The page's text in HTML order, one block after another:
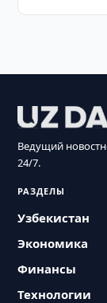
Ведущий
24/7.
РАЗДЕЛЫ
Узбекистан
Экономика
Финансы
Технологии